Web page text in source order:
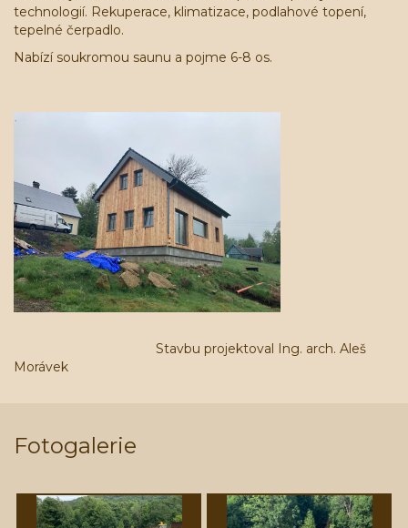
technologií. Rekuperace, klimatizace, podlahové topení,
tepelné čerpadlo.
Nabízí soukromou saunu a pojme 6-8 os.
Stavbu projektoval Ing. arch. Aleš
Morávek
Fotogalerie